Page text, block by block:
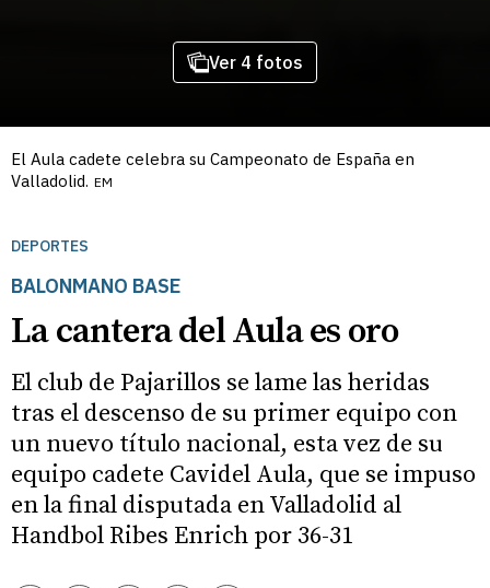
Ver 4 fotos
El Aula cadete celebra su Campeonato de España en
Valladolid. EM
DEPORTES
BALONMANO BASE
La cantera del Aula es oro
El club de Pajarillos se lame las heridas
tras el descenso de su primer equipo con
un nuevo título nacional, esta vez de su
equipo cadete Cavidel Aula, que se impuso
en la final disputada en Valladolid al
Handbol Ribes Enrich por 36-31